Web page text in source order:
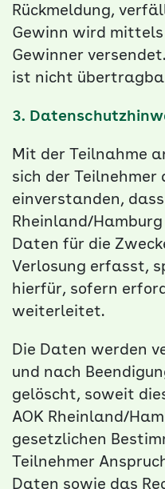
Rückmeldung,
Gewinn wird
Gewinner
ist nicht
3.
Mit der Teilnahme
sich der
einverstanden, dass
Rheinland/
Daten für die
Verlosung erfasst,
hierfür, sofern
weiterleitet.
Die Daten werden
und nach
gelöscht, soweit
AOK Rheinland/
gesetzlichen
Teilnehmer
Daten sowie das